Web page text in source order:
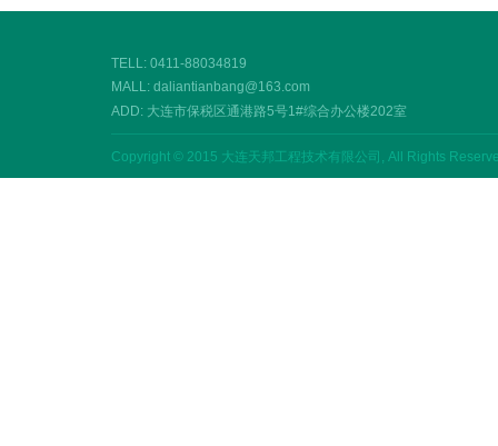
TELL: 0411-88034819
MALL: daliantianbang@163.com
ADD: 大连市保税区通港路5号1#综合办公楼202室
Copyright © 2015 大连天邦工程技术有限公司, All Rights